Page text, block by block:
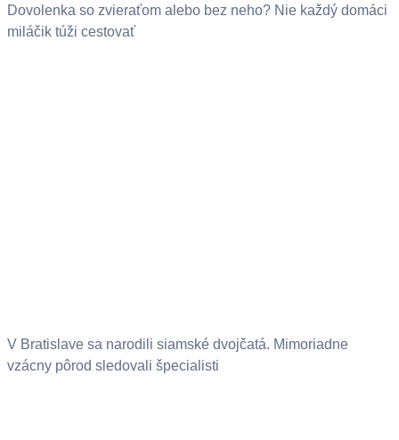
Dovolenka so zvieraťom alebo bez neho? Nie každý domáci
miláčik túži cestovať
V Bratislave sa narodili siamské dvojčatá. Mimoriadne
vzácny pôrod sledovali špecialisti